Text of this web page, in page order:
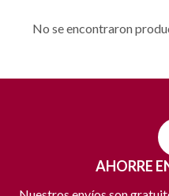
No se encontraron
AHORRE